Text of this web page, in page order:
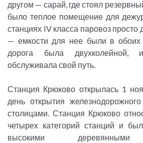
другом — сарай, где стоял
было теплое помещение для
станциях IV класса паровоз просто
— емкости для нее были в обоих
дорога была
обслуживала свой путь.
Станция Крюково открылась 1
день открытия
столицами. Станция Крюково
четырех категорий станций и
высокими деревянными